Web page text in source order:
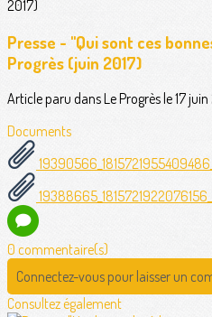
Presse - "Qui sont ces
Progrès (juin 2017)
Article paru dans Le Progrès le 17 juin
Documents
0 commentaire(s)
Connectez-vous pour laisser un
Consultez également